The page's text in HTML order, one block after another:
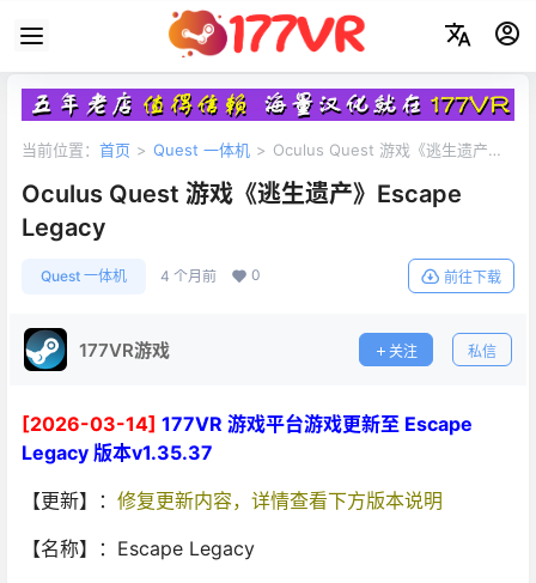
当前位置： 首页 > Quest 一体机 > Oculus Quest 游戏《逃生遗产》
Oculus Quest 游戏《逃生遗产》Escape
Legacy
Quest 一体机 4 个月前 0 前往下载
177VR游戏 关注 私信
[2026-03-14] 177VR 游戏平台游戏更新至 Escape
Legacy 版本v1.35.37
【更新】： 修复更新内容，详情查看下方版本说明
【名称】：Escape Legacy